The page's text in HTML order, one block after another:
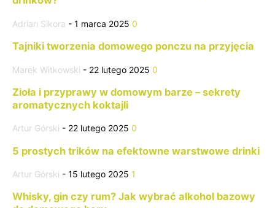
Adrian Sikora - 1 marca 2025 0
Tajniki tworzenia domowego ponczu na przyjęcia
Marek Witkowski - 22 lutego 2025 0
Zioła i przyprawy w domowym barze – sekrety
aromatycznych koktajli
Artur Górski - 22 lutego 2025 0
5 prostych trików na efektowne warstwowe drinki
Artur Górski - 15 lutego 2025 1
Whisky, gin czy rum? Jak wybrać alkohol bazowy